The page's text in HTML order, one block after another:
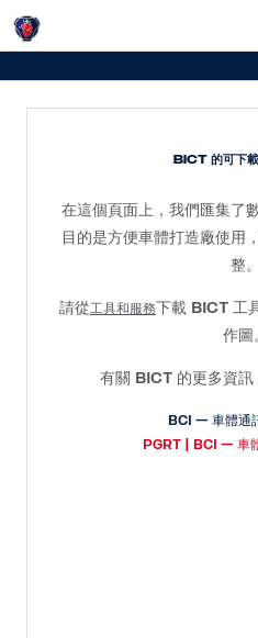
BICT 的可下
在這個頁面上，我們匯集了
目的是方便車體打造廠使用
整。
請從工具和服務下載 BICT 工
作圖
有關 BICT 的更多資訊
BCI — 車體通
PGRT | BCI — 車